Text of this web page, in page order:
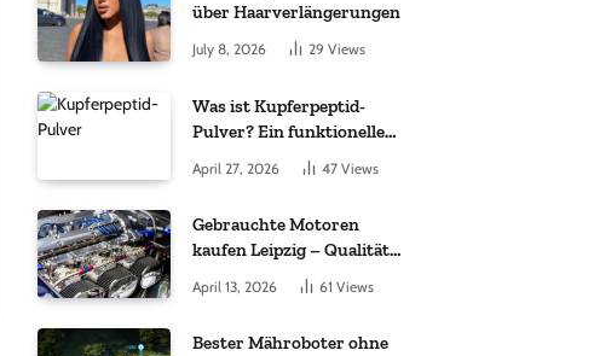
über Haarverlängerungen
July 8, 2026 29 Views
Was ist Kupferpeptid-
Pulver? Ein funktioneller
Komplex aus „kleinem
Molekül + Metall“
April 27, 2026 47 Views
Gebrauchte Motoren
kaufen Leipzig – Qualität,
Garantie und weltweite
Lieferung im Fokus
April 13, 2026 61 Views
Bester Mähroboter ohne